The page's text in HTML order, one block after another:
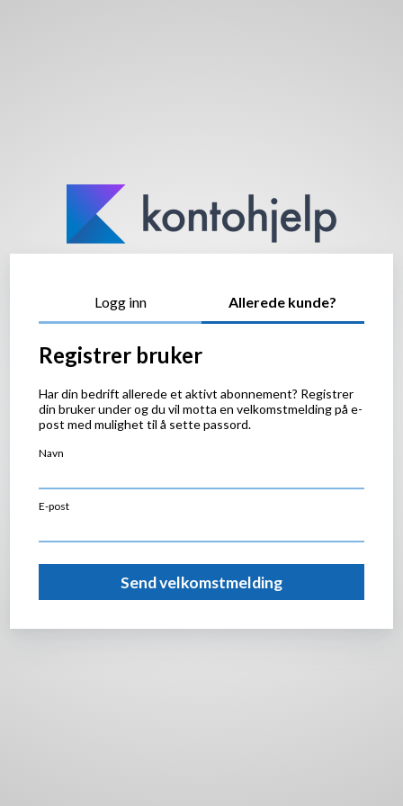
Logg inn Allerede kunde?
Registrer bruker
Har din bedrift allerede et aktivt abonnement? Registrer
din bruker under og du vil motta en velkomstmelding på e-
post med mulighet til å sette passord.
Navn
E-post
Send velkomstmelding